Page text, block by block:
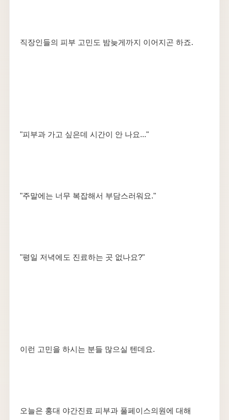
직장인들의 피부 고민도 밤늦게까지 이어지곤 하죠.
"피부과 가고 싶은데 시간이 안 나요..."
"주말에는 너무 복잡해서 부담스러워요."
"평일 저녁에도 진료하는 곳 없나요?"
이런 고민을 하시는 분들 많으실 텐데요.
오늘은 홍대 야간진료 피부과 풀페이스의원에 대해